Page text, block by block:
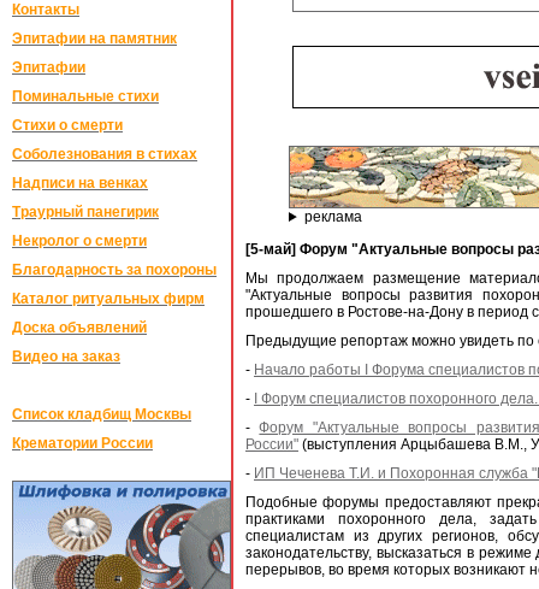
Контакты
Эпитафии на памятник
Эпитафии
Поминальные стихи
Стихи о смерти
Соболезнования в стихах
Надписи на венках
Траурный панегирик
Некролог о смерти
Благодарность за похороны
Каталог ритуальных фирм
Доска объявлений
Видео на заказ
Список кладбищ Москвы
Крематории России
реклама
[5-май] Форум "Актуальные вопросы
Мы продолжаем размещение
"Актуальные вопросы развития
прошедшего в Ростове-на-Дону в период
Предыдущие репортаж можно увидеть по
- Начало работы I Форума специалистов
-
I Форум специалистов похоронного
-Форум "Актуальные вопросы
России" (выступления Арцыбашева В.М.,
- ИП Чеченева Т.И. и Похоронная служба
Подобные форумы предоставляют
практиками похоронного дела,
специалистам из других регионов,
законодательству, высказаться в
перерывов, во время которых